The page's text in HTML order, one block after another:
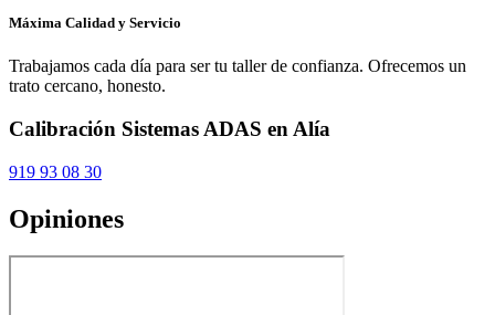
Máxima Calidad y Servicio
Trabajamos cada día para ser tu taller de confianza. Ofrecemos un
trato cercano, honesto.
Calibración Sistemas ADAS en Alía
919 93 08 30
Opiniones